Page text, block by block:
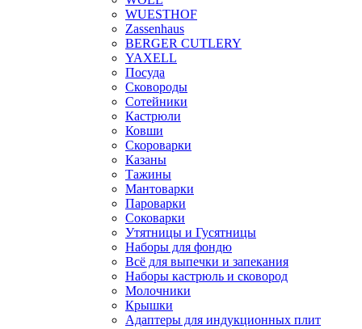
WUESTHOF
Zassenhaus
BERGER CUTLERY
YAXELL
Посуда
Сковороды
Сотейники
Кастрюли
Ковши
Скороварки
Казаны
Тажины
Мантоварки
Пароварки
Соковарки
Утятницы и Гусятницы
Наборы для фондю
Всё для выпечки и запекания
Наборы кастрюль и сковород
Молочники
Крышки
Адаптеры для индукционных плит